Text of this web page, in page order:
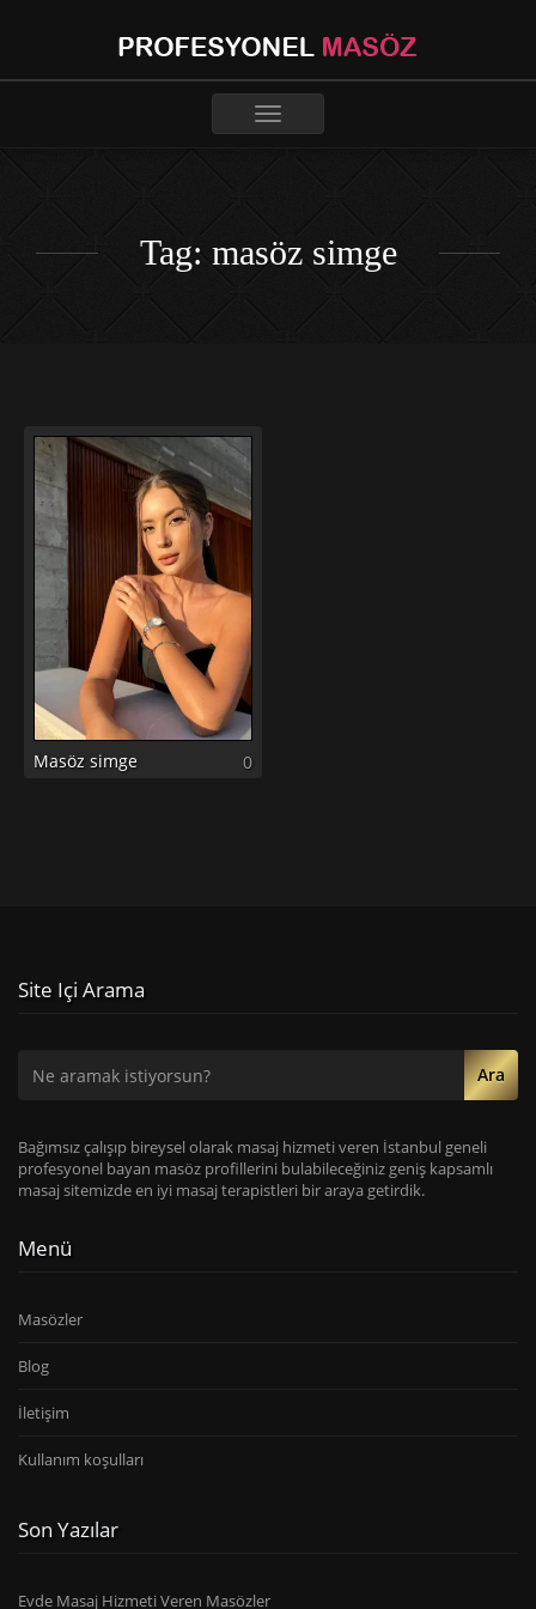
Toggle
Tag: masöz simge
Masöz simge 0
Site Içi Arama
Ara
Bağımsız çalışıp bireysel olarak masaj hizmeti veren İstanbul geneli
profesyonel bayan masöz profillerini bulabileceğiniz geniş kapsamlı
masaj sitemizde en iyi masaj terapistleri bir araya getirdik.
Menü
Masözler
Blog
İletişim
Kullanım koşulları
Son Yazılar
Evde Masaj Hizmeti Veren Masözler